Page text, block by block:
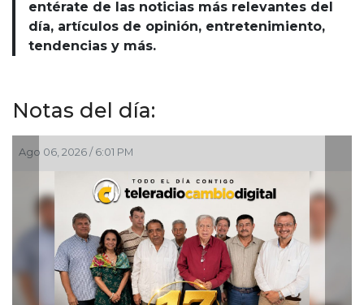
entérate de las noticias más relevantes del
día, artículos de opinión, entretenimiento,
tendencias y más.
Notas del día:
Ago 06, 2026 / 2:45 PM